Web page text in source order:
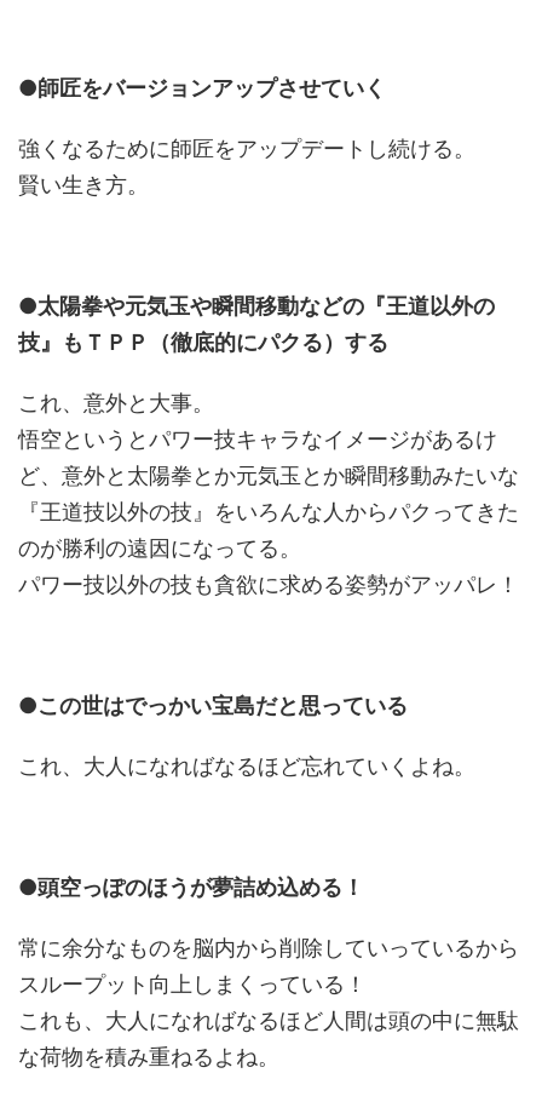
●師匠をバージョンアップさせていく
強くなるために師匠をアップデートし続ける。
賢い生き方。
●太陽拳や元気玉や瞬間移動などの『王道以外の
技』もＴＰＰ（徹底的にパクる）する
これ、意外と大事。
悟空というとパワー技キャラなイメージがあるけ
ど、意外と太陽拳とか元気玉とか瞬間移動みたいな
『王道技以外の技』をいろんな人からパクってきた
のが勝利の遠因になってる。
パワー技以外の技も貪欲に求める姿勢がアッパレ！
●この世はでっかい宝島だと思っている
これ、大人になればなるほど忘れていくよね。
●頭空っぽのほうが夢詰め込める！
常に余分なものを脳内から削除していっているから
スループット向上しまくっている！
これも、大人になればなるほど人間は頭の中に無駄
な荷物を積み重ねるよね。